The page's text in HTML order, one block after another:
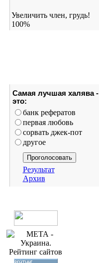
Увеличить член, грудь!
100%
Самая лучшая халява -
это:
банк рефератов
первая любовь
сорвать джек-пот
другое
Результат
Архив